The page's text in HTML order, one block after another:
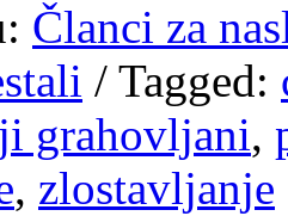
Članci za
/ Tagged:
grahovljani,
, zlostavljanje